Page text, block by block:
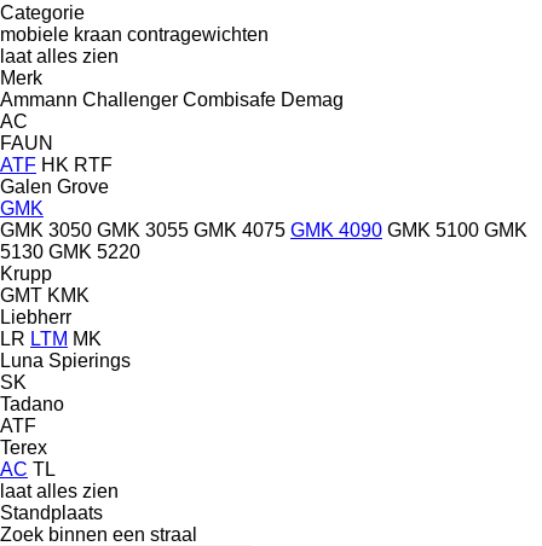
Categorie
mobiele kraan contragewichten
laat alles zien
Merk
Ammann Challenger Combisafe Demag
AC
FAUN
ATF HK RTF
Galen Grove
GMK
GMK 3050 GMK 3055 GMK 4075 GMK 4090 GMK 5100 GMK
5130 GMK 5220
Krupp
GMT KMK
Liebherr
LR LTM MK
Luna Spierings
SK
Tadano
ATF
Terex
AC TL
laat alles zien
Standplaats
Zoek binnen een straal